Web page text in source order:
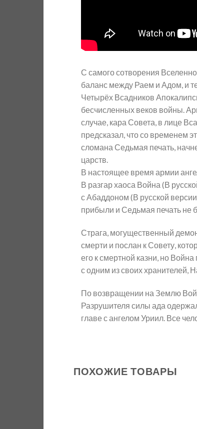
С самого сотворения
баланс между Раем и Адом, и
Четырёх Всадников
бесчисленных веков войны.
случае, кара Совета, в лице
предсказал, что со временем
сломана Седьмая печать,
царств.
В настоящее время армии
В разгар хаоса Война (В
с Абаддоном (В русской
прибыли и Седьмая печать не
Страга, могущественный
смерти и послан к Совету,
его к смертной казни, но
с одним из своих хранителей,
По возвращении на Землю
Разрушителя силы ада
главе с ангелом Уриил. Все
ПОХОЖИЕ ТОВАРЫ